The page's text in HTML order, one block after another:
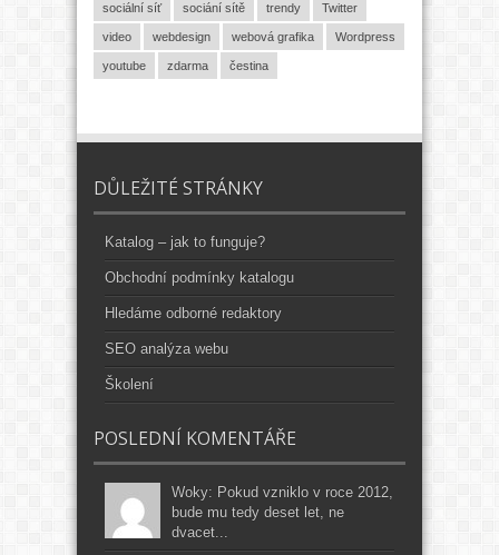
sociální síť sociání sítě trendy Twitter
video webdesign webová grafika Wordpress
youtube zdarma čestina
DŮLEŽITÉ STRÁNKY
Katalog – jak to funguje?
Obchodní podmínky katalogu
Hledáme odborné redaktory
SEO analýza webu
Školení
POSLEDNÍ KOMENTÁŘE
Woky: Pokud vzniklo v roce 2012,
bude mu tedy deset let, ne
dvacet...